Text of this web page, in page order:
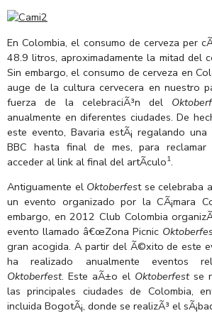
En Colombia, el consumo de cerveza per
48.9 litros, aproximadamente la mitad del
Sin embargo, el consumo de cerveza en
auge de la cultura cervecera en nuestro
fuerza de la celebraciÃ³n del
anualmente en diferentes ciudades. De
este evento, Bavaria estÃ¡ regalando
BBC hasta final de mes, para reclamar
acceder al link al final del artÃ­culo1.
Antiguamente el Oktoberfest se celebraba
un evento organizado por la CÃ¡mara
embargo, en 2012 Club Colombia
evento llamado â€œZona Picnic
gran acogida. A partir del Ã©xito de este
ha realizado anualmente eventos
Oktoberfest. Este aÃ±o el Oktoberfestse
las principales ciudades de Colombia,
incluida BogotÃ¡, donde se realizÃ³ el